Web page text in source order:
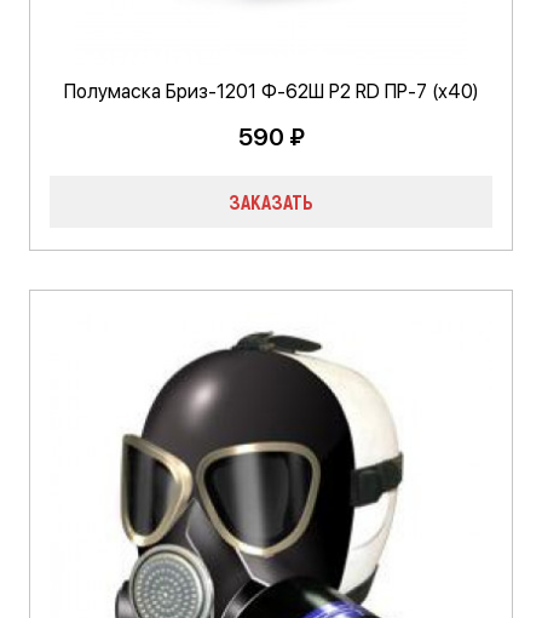
Полумаска Бриз-1201 Ф-62Ш Р2 RD ПР-7 (х40)
590 ₽
ЗАКАЗАТЬ